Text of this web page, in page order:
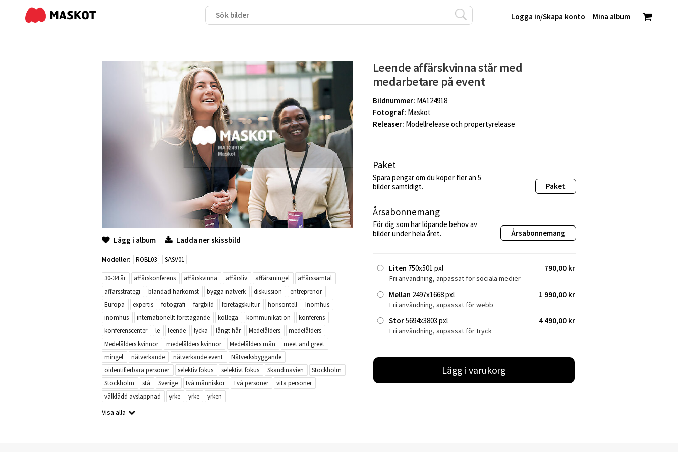
Mina album
Logga in/Skapa konto
Lägg i album Ladda ner skissbild
Modeller: ROBL03 SASV01
30-34 år affärskonferens affärskvinna affärsliv affärsmingel
affärssamtal
affärsstrategi
blandad härkomst bygga nätverk diskussion
entreprenör
Europa
expertis fotografi färgbild företagskultur horisontell
Inomhus
inomhus
internationellt företagande kollega kommunikation
konferens
konferenscenter
le leende lycka långt hår Medelålders
medelålders
Medelålders kvinnor
medelålders kvinnor Medelålders män
meet and greet
mingel
nätverkande nätverkande event
Nätverksbyggande
oidentifierbara personer
selektiv fokus selektivt fokus Skandinavien
Stockholm
Stockholm
stå Sverige två människor Två personer
vita personer
välklädd avslappnad
yrke yrke yrken
Visa alla
Leende affärskvinna står med
medarbetare på event
Bildnummer: MA124918
Fotograf: Maskot
Releaser: Modellrelease och propertyrelease
Paket
Spara pengar om du köper fler än 5
bilder samtidigt.
Paket
Årsabonnemang
För dig som har löpande behov av
bilder under hela året.
Årsabonnemang
Liten 750x501 pxl 790,00 kr
Fri användning, anpassat för sociala medier
Mellan 2497x1668 pxl 1 990,00 kr
Fri användning, anpassat för webb
Stor5694x3803 pxl 4 490,00 kr
Fri användning, anpassat för tryck
Lägg i varukorg